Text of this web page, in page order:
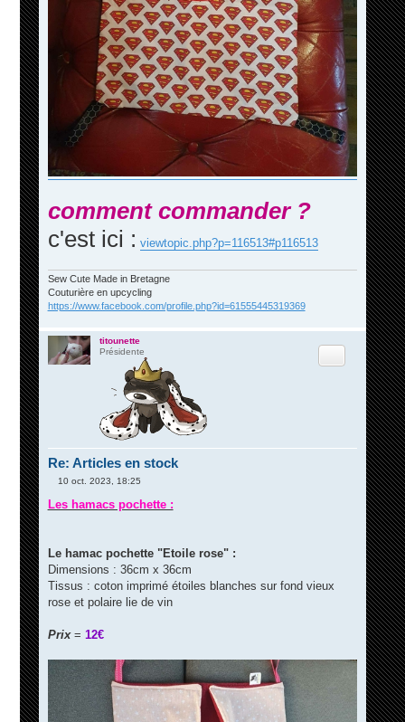
comment commander ?
c'est ici : viewtopic.php?p=116513#p116513
Sew Cute Made in Bretagne
Couturière en upcycling
https://www.facebook.com/profile.php?id=61555445319369
titounette
Présidente
Re: Articles en stock
s
e
10 oct. 2023, 18:25
Les hamacs pochette :
Le hamac pochette "Etoile rose" :
Dimensions : 36cm x 36cm
Tissus : coton imprimé étoiles blanches sur fond vieux
rose et polaire lie de vin
Prix = 12€